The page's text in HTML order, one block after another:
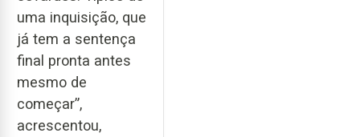
uma inquisição, que
já tem a sentença
final pronta antes
mesmo de
começar”,
acrescentou,